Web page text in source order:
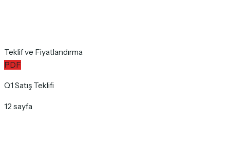
Teklif ve Fiyatlandırma
PDF
Q1 Satış Teklifi
12 sayfa